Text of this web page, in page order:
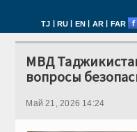
TJ | RU | EN | AR | FAR
МВД
вопросы
Май 21, 2026 14:24